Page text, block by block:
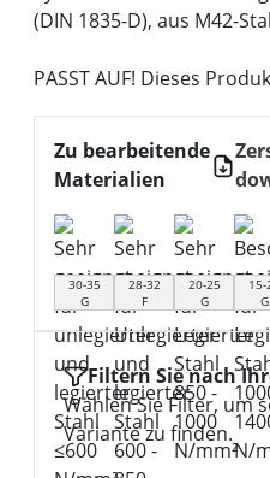
(DIN 1835-D), aus M42-
PASST AUF! Dieses
Zu bearbeitende
Materialien
30-35
G
28-32
F
20-25
G
15-
G
Filtern Sie nach
Wählen Sie Filter, um
Variante zu finden.